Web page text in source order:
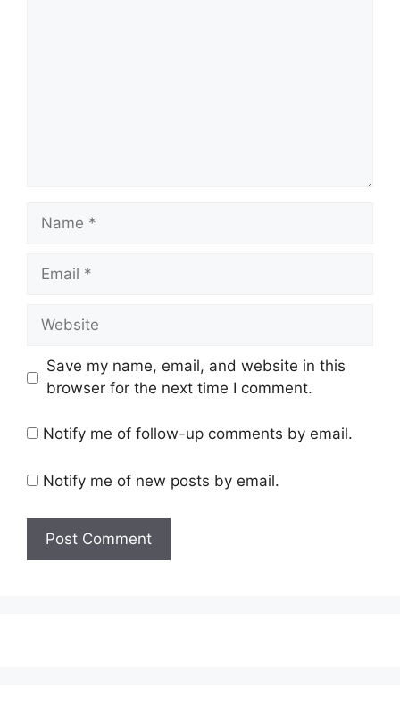
Name
Email
Website
Save my name, email, and website in this
browser for the next time I comment.
Notify me of follow-up comments by email.
Notify me of new posts by email.